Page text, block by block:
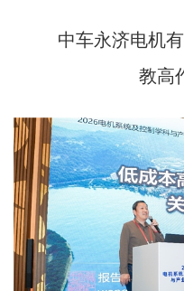
中车永济电机有
教高